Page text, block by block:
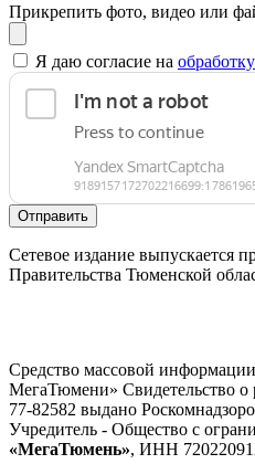
Прикрепить фото, видео или
Я даю согласие на
Отправить
Сетевое издание выпускается
Правительства Тюменской
Средство массовой
МегаТюмени»
77-82582 выдано
Учредитель - Общество с
«МегаТюмень», ИНН